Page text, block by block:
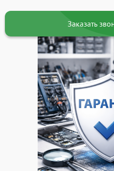
Заказать